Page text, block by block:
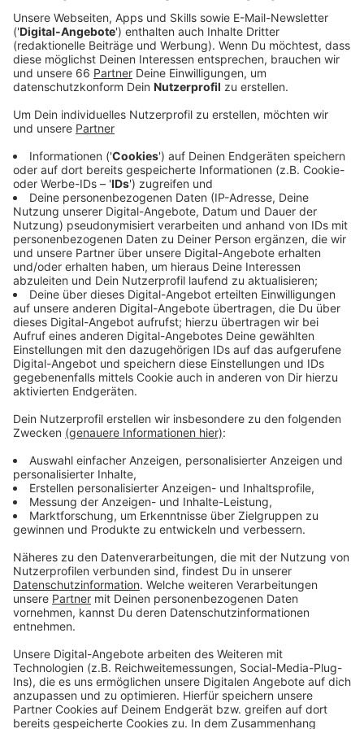
per Großbildleinwand kundgetan. Es gab Buhrufe
und Pfiffe, später flogen Eier.
Veröffentlicht:Dienstag, 23.11.2021 05:20
Ihre Wut konnten die Beschäftigten von Vallourec in
Rath nur digital übermitteln, aber die Botschaft dürfte
auch in Paris angekommen sein. Die Mitarbeitenden
sind stinksauer auf die Ankündigung, das Werk
verkaufen zu wollen. Denn viele der Beschäftigten
wissen: Auch das Werk in Reisholz sollte verkauft
werden – dann fand man keinen Käufer und das Werk
wurde geschlossen. Schuld waren daran mutmaßlich
auch halbherzige Verkaufsversuche. In der
Belegschaft heißt es schon jetzt, Vallourec wolle gar
nicht verkaufen, um sich auf dem Markt selbst keine
Konkurrenz zu machen.
Protest und lädt zusammen mit Mülheims
Oberbürgermeister Marc Buchholz zu Gesprächen ein.
Hier sollen mögliche Zukunftsszenarien erörtert und
Zukunftsperspektiven für die Mitarbeitenden
aufgezeigt werden.
Anzeige
Weitere Infos und Links zum Thema:
Anzeige
OB Keller lädt zu Gesprächen ein
Kritik an OB Keller wegen Vallourec-Schließung